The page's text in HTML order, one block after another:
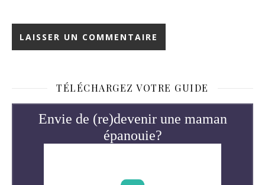
TÉLÉCHARGEZ VOTRE GUIDE